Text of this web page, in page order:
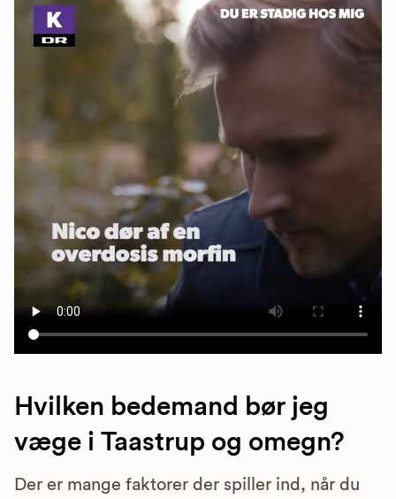
Hvilken bedemand bør jeg
væge i Taastrup og omegn?
Der er mange faktorer der spiller ind, når du